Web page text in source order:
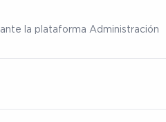
la plataforma Administración